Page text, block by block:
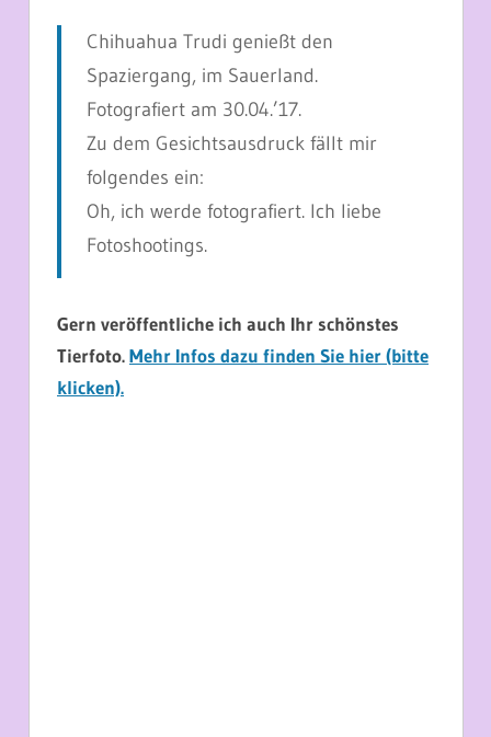
Chihuahua Trudi genießt den
Spaziergang, im Sauerland.
Fotografiert am 30.04.’17.
Zu dem Gesichtsausdruck fällt mir
folgendes ein:
Oh, ich werde fotografiert. Ich liebe
Fotoshootings.
Gern veröffentliche ich auch Ihr schönstes
Tierfoto.Mehr Infos dazu finden Sie hier (bitte
klicken).